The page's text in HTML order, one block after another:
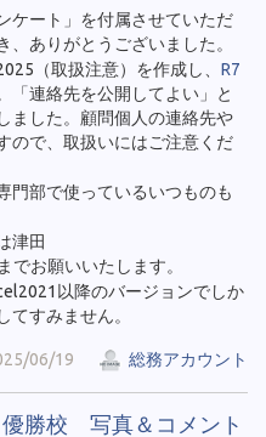
ケート」を付属させていただ
ありがとうございました。
（取扱注意）を作成し、 R7
「連絡先を公開してよい」と
ました。顧問個人の連絡先や
ので、取扱いにはご注意くだ
門部で使っているいつものも
津田
でお願いいたします。
以降のバージョンでしか
すみません。
06/19 総務アカウント
優勝校 写真＆コメント